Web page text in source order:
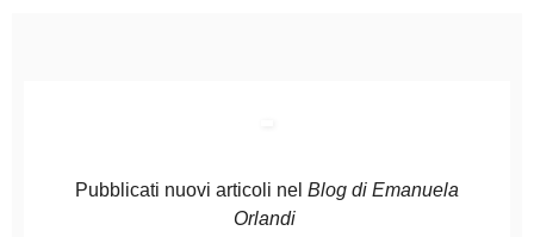
Pubblicati nuovi articoli nel Blog di Emanuela
Orlandi